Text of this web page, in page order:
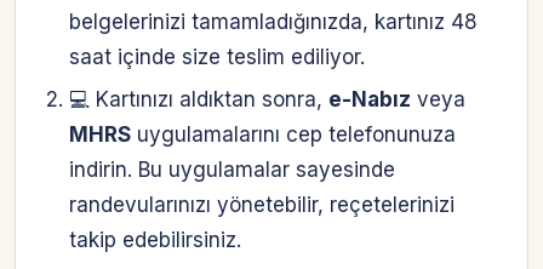
belgelerinizi tamamladığınızda, kartınız 48
saat içinde size teslim ediliyor.
💻 Kartınızı aldıktan sonra, e-Nabız veya
MHRSuygulamalarını cep telefonunuza
indirin. Bu uygulamalar sayesinde
randevularınızı yönetebilir, reçetelerinizi
takip edebilirsiniz.